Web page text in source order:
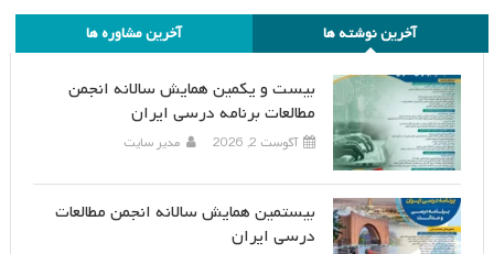
آخرین نوشته ها آخرین مشاوره ها
بیست و یکمین همایش سالانه انجمن
مطالعات برنامه درسی ایران
آگوست 2, 2026 مدیر سایت
بیستمین همایش سالانه انجمن مطالعات
درسی ایران